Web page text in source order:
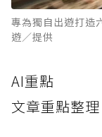
專為獨自出遊打造
遊／提供
AI重點
文章重點整理